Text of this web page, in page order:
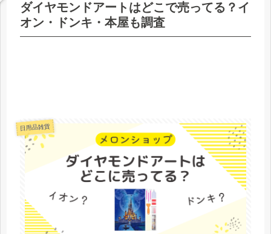
ダイヤモンドアートはどこで売ってる？イ
オン・ドンキ・本屋も調査
日用品雑貨